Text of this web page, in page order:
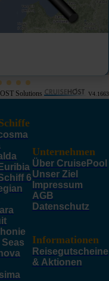
Solutions V4.1663
6
Unternehmen
Über CruisePool
Unser Ziel
Impressum
AGB
Datenschutz
Informationen
Reisegutscheine
& Aktionen